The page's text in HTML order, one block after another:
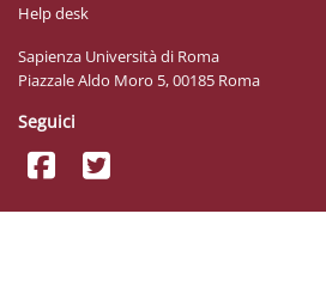
Help desk
Sapienza Università di Roma
Piazzale Aldo Moro 5, 00185 Roma
Seguici